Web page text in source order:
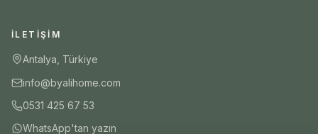
İLETIŞIM
Antalya, Türkiye
info@byalihome.com
0531 425 67 53
WhatsApp'tan yazın